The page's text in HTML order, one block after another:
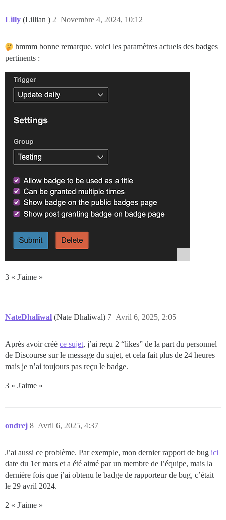
Lilly (Lillian ) Novembre 4, 2024, 10:12
2
hmmm bonne remarque. voici les paramètres actuels des badges
pertinents :
3 « J'aime »
NateDhaliwal (Nate Dhaliwal) Avril 6, 2025, 2:05
7
Après avoir créé ce sujet, j’ai reçu 2 “likes” de la part du personnel
de Discourse sur le message du sujet, et cela fait plus de 24 heures
mais je n’ai toujours pas reçu le badge.
3 « J'aime »
ondrej Avril 6, 2025, 4:37
8
J’ai aussi ce problème. Par exemple, mon dernier rapport de bug ici
date du 1er mars et a été aimé par un membre de l’équipe, mais la
dernière fois que j’ai obtenu le badge de rapporteur de bug, c’était
le 29 avril 2024.
2 « J'aime »